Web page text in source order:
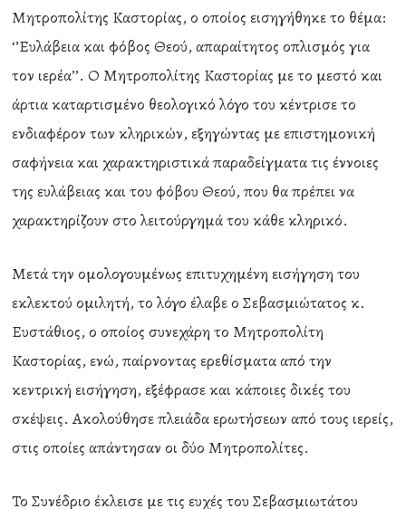
Μητροπολίτης Καστορίας, ο οποίος εισηγήθηκε το θέμα:
‘’Ευλάβεια και φόβος Θεού, απαραίτητος οπλισμός για
τον ιερέα’’. Ο Μητροπολίτης Καστορίας με το μεστό και
άρτια καταρτισμένο θεολογικό λόγο του κέντρισε το
ενδιαφέρον των κληρικών, εξηγώντας με επιστημονική
σαφήνεια και χαρακτηριστικά παραδείγματα τις έννοιες
της ευλάβειας και του φόβου Θεού, που θα πρέπει να
χαρακτηρίζουν στο λειτούργημά του κάθε κληρικό.
Μετά την ομολογουμένως επιτυχημένη εισήγηση του
εκλεκτού ομιλητή, το λόγο έλαβε ο Σεβασμιώτατος κ.
Ευστάθιος, ο οποίος συνεχάρη το Μητροπολίτη
Καστορίας, ενώ, παίρνοντας ερεθίσματα από την
κεντρική εισήγηση, εξέφρασε και κάποιες δικές του
σκέψεις. Ακολούθησε πλειάδα ερωτήσεων από τους ιερείς,
στις οποίες απάντησαν οι δύο Μητροπολίτες.
Το Συνέδριο έκλεισε με τις ευχές του Σεβασμιωτάτου